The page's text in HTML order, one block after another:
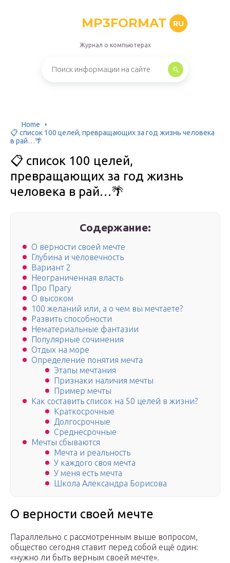
MP3FORMAT RU
Журнал о компьютерах
Home
📋 список 100 целей, превращающих за год жизнь человека
в рай…🌴
📋 список 100 целей,
превращающих за год жизнь
человека в рай…🌴
Содержание:
О верности своей мечте
Глубина и человечность
Вариант 2
Неограниченная власть
Про Прагу
О высоком
100 желаний или, а о чем вы мечтаете?
Развить способности
Нематериальные фантазии
Популярные сочинения
Отдых на море
Определение понятия мечта
Этапы мечтания
Признаки наличия мечты
Пример мечты
Как составить список на 50 целей в жизни?
Краткосрочные
Долгосрочные
Среднесрочные
Мечты сбываются
Мечта и реальность
У каждого своя мечта
У меня есть мечта
Школа Александра Борисова
О верности своей мечте
Параллельно с рассмотренным выше вопросом,
общество сегодня ставит перед собой ещё один:
«нужно ли быть верным своей мечте».